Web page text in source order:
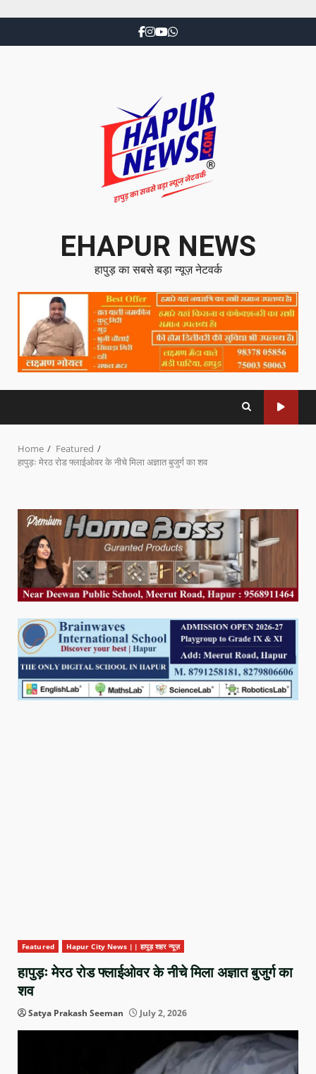
EHAPUR NEWS
हापुड़ का सबसे बड़ा न्यूज़ नेटवर्क
Home
Featured
हापुड़ः मेरठ रोड फ्लाईओवर के नीचे मिला अज्ञात बुजुर्ग का शव
Featured Hapur City News || हापुड़ शहर न्यूज़
हापुड़ः मेरठ रोड फ्लाईओवर के नीचे मिला अज्ञात बुजुर्ग का
शव
Satya Prakash Seeman July 2, 2026